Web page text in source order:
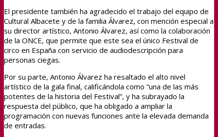
Menú
El presidente también ha agradecido el trabajo del equipo de
Cultural Albacete y de la familia Álvarez, con mención especial a
su director artístico, Antonio Álvarez, así como la colaboración
de la ONCE, que permite que este sea el único Festival de
circo en España con servicio de audiodescripción para
personas ciegas.
Por su parte, Antonio Álvarez ha resaltado el alto nivel
artístico de la gala final, calificándola como “una de las más
potentes de la historia del Festival”, y ha subrayado la
respuesta del público, que ha obligado a ampliar la
programación con nuevas funciones ante la elevada demanda
de entradas.